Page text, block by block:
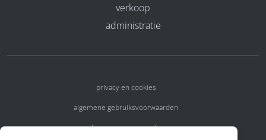
verkoop
administratie
privacy en cookies
algemene gebruiksvoorwaarden
algemene voorwaarden